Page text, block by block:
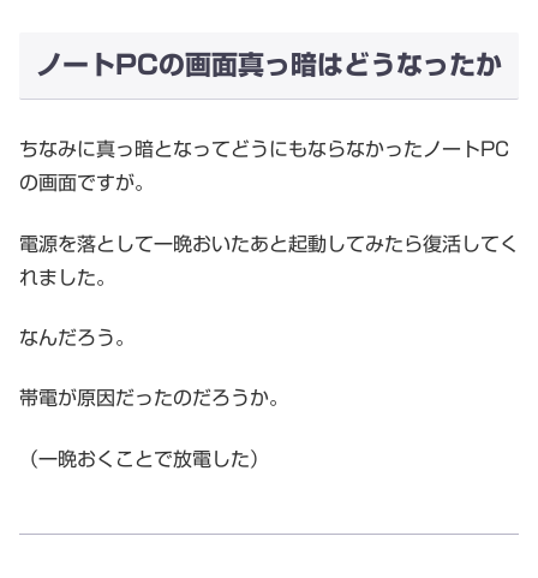
ノートPCの画面真っ暗はどうなったか
ちなみに真っ暗となってどうにもならなかったノートPC
の画面ですが。
電源を落として一晩おいたあと起動してみたら復活してく
れました。
なんだろう。
帯電が原因だったのだろうか。
（一晩おくことで放電した）